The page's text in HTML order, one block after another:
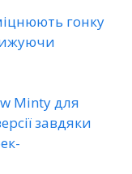
гонку
Minty для
завдяки